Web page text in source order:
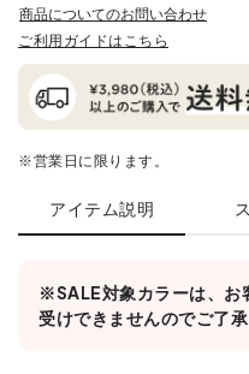
商品についてのお問い合わせ
ご利用ガイドはこちら
※営業日に限ります。
アイテム説明
※SALE対象カラーは、お
受けできませんのでご了承